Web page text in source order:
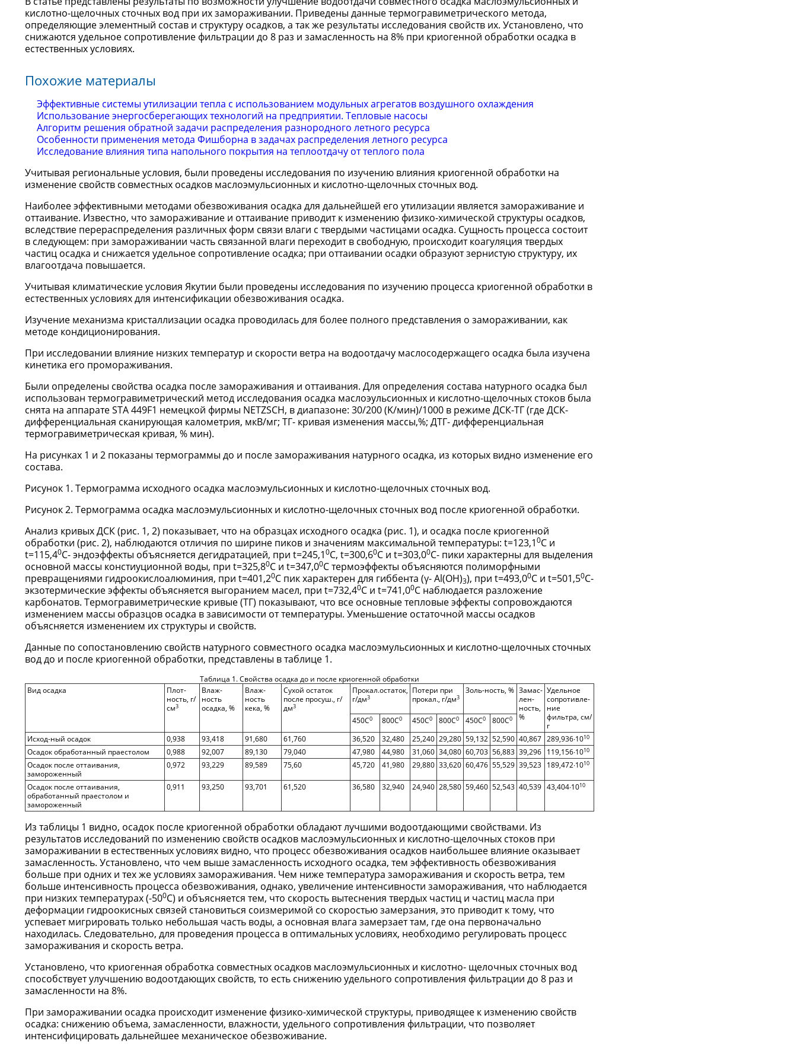
кислотно-щелочных сточных вод при их замораживании. Приведены данные термогравиметрического метода,
определяющие элементный состав и структуру осадков, а так же результаты исследования свойств их. Установлено, что
снижаются удельное сопротивление фильтрации до 8 раз и замасленность на 8% при криогенной обработки осадка в
естественных условиях.
Похожие материалы
Эффективные системы утилизации тепла с использованием модульных агрегатов воздушного охлаждения
Использование энергосберегающих технологий на предприятии. Тепловые насосы
Алгоритм решения обратной задачи распределения разнородного летного ресурса
Особенности применения метода Фишборна в задачах распределения летного ресурса
Исследование влияния типа напольного покрытия на теплоотдачу от теплого пола
Учитывая региональные условия, были проведены исследования по изучению влияния криогенной обработки на
изменение свойств совместных осадков маслоэмульсионных и кислотно-щелочных сточных вод.
Наиболее эффективными методами обезвоживания осадка для дальнейшей его утилизации является замораживание и
оттаивание. Известно, что замораживание и оттаивание приводит к изменению физико-химической структуры осадков,
вследствие перераспределения различных форм связи влаги с твердыми частицами осадка. Сущность процесса состоит
в следующем: при замораживании часть связанной влаги переходит в свободную, происходит коагуляция твердых
частиц осадка и снижается удельное сопротивление осадка; при оттаивании осадки образуют зернистую структуру, их
влагоотдача повышается.
Учитывая климатические условия Якутии были проведены исследования по изучению процесса криогенной обработки в
естественных условиях для интенсификации обезвоживания осадка.
Изучение механизма кристаллизации осадка проводилась для более полного представления о замораживании, как
методе кондиционирования.
При исследовании влияние низких температур и скорости ветра на водоотдачу маслосодержащего осадка была изучена
кинетика его промораживания.
Были определены свойства осадка после замораживания и оттаивания. Для определения состава натурного осадка был
использован термогравиметрический метод исследования осадка маслоэульсионных и кислотно-щелочных стоков была
снята на аппарате STA 449F1 немецкой фирмы NETZSCH, в диапазоне: 30/200 (K/мин)/1000 в режиме ДСК-ТГ (где ДСК-
дифференциальная сканирующая калометрия, мкВ/мг; ТГ- кривая изменения массы,%; ДТГ- дифференциальная
термогравиметрическая кривая, % мин).
На рисунках 1 и 2 показаны термограммы до и после замораживания натурного осадка, из которых видно изменение его
состава.
Рисунок 1. Термограмма исходного осадка маслоэмульсионных и кислотно-щелочных сточных вод.
Рисунок 2. Термограмма осадка маслоэмульсионных и кислотно-щелочных сточных вод после криогенной обработки.
Анализ кривых ДСК (рис. 1, 2) показывает, что на образцах исходного осадка (рис. 1), и осадка после криогенной
обработки (рис. 2), наблюдаются отличия по ширине пиков и значениям максимальной температуры: t=123,10C и
t=115,40C- эндоэффекты объясняется дегидратацией, при t=245,10C, t=300,60C и t=303,00C- пики характерны для выделения
основной массы констиуционной воды, при t=325,80C и t=347,00C термоэффекты объясняются полиморфными
превращениями гидроокислоалюминия, при t=401,20C пик характерен для гиббента (γ- Al(OH)3), при t=493,00C и t=501,50C-
экзотермические эффекты объясняется выгоранием масел, при t=732,40C и t=741,00C наблюдается разложение
карбонатов. Термогравиметрические кривые (ТГ) показывают, что все основные тепловые эффекты сопровождаются
изменением массы образцов осадка в зависимости от температуры. Уменьшение остаточной массы осадков
объясняется изменением их структуры и свойств.
Данные по сопостановлению свойств натурного совместного осадка маслоэмульсионных и кислотно-щелочных сточных
вод до и после криогенной обработки, представлены в таблице 1.
Таблица 1. Свойства осадка до и после криогенной обработки
Вид осадка
Плот-
ность, г/
см3
Влаж-
ность
осадка, %
Влаж-
ность
кека, %
Сухой остаток
после просуш., г/
дм3
Прокал.остаток,
г/дм3
Потери при
прокал., г/дм3
Золь-ность, % Замас-
лен-
ность,
%
Удельное
сопротивле-
ние
фильтра, см/
г
450С0 800С0 450С0 800С0 450С0 800С0
Исход-ный осадок 0,938 93,418 91,680 61,760 36,520 32,480 25,240 29,280 59,132 52,590 40,867 289,936∙1010
Осадок обработанный праестолом 0,988 92,007 89,130 79,040 47,980 44,980 31,060 34,080 60,703 56,883 39,296 119,156∙1010
Осадок после оттаивания,
замороженный
0,972 93,229 89,589 75,60 45,720 41,980 29,880 33,620 60,476 55,529 39,523 189,472∙1010
Осадок после оттаивания,
обработанный праестолом и
замороженный
0,911 93,250 93,701 61,520 36,580 32,940 24,940 28,580 59,460 52,543 40,539 43,404∙1010
Из таблицы 1 видно, осадок после криогенной обработки обладают лучшими водоотдающими свойствами. Из
результатов исследований по изменению свойств осадков маслоэмульсионных и кислотно-щелочных стоков при
замораживании в естественных условиях видно, что процесс обезвоживания осадков наибольшее влияние оказывает
замасленность. Установлено, что чем выше замасленность исходного осадка, тем эффективность обезвоживания
больше при одних и тех же условиях замораживания. Чем ниже температура замораживания и скорость ветра, тем
больше интенсивность процесса обезвоживания, однако, увеличение интенсивности замораживания, что наблюдается
при низких температурах (-500С) и объясняется тем, что скорость вытеснения твердых частиц и частиц масла при
деформации гидроокисных связей становиться соизмеримой со скоростью замерзания, это приводит к тому, что
успевает мигрировать только небольшая часть воды, а основная влага замерзает там, где она первоначально
находилась. Следовательно, для проведения процесса в оптимальных условиях, необходимо регулировать процесс
замораживания и скорость ветра.
Установлено, что криогенная обработка совместных осадков маслоэмульсионных и кислотно- щелочных сточных вод
способствует улучшению водоотдающих свойств, то есть снижению удельного сопротивления фильтрации до 8 раз и
замасленности на 8%.
При замораживании осадка происходит изменение физико-химической структуры, приводящее к изменению свойств
осадка: снижению объема, замасленности, влажности, удельного сопротивления фильтрации, что позволяет
интенсифицировать дальнейшее механическое обезвоживание.